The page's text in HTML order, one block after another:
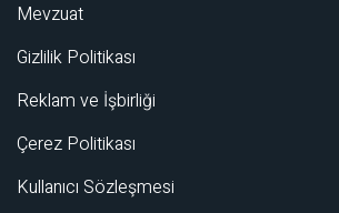
Mevzuat
Gizlilik Politikası
Reklam ve İşbirliği
Çerez Politikası
Kullanıcı Sözleşmesi